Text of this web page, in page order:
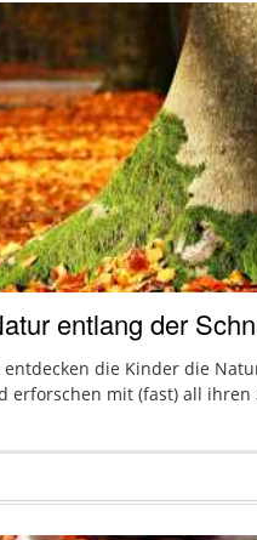
entlang der
entdecken die Kinder die
erforschen mit (fast) all ihren